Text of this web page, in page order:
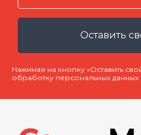
Оставить
Нажимая на кнопку «Оставить
обработку персональных данных